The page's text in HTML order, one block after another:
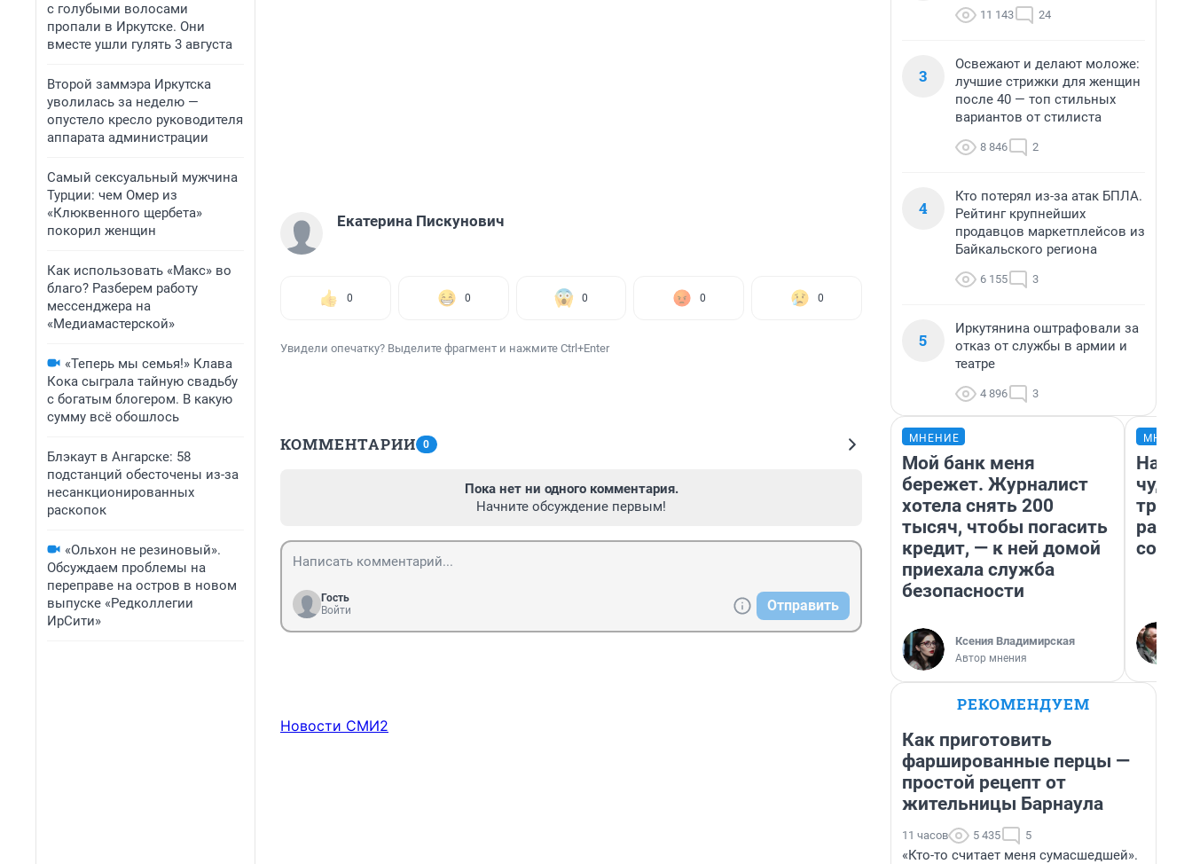
с голубыми волосами
пропали в Иркутске. Они
вместе ушли гулять 3 августа
Второй заммэра Иркутска
уволилась за неделю —
опустело кресло руководителя
аппарата администрации
Самый сексуальный мужчина
Турции: чем Омер из
«Клюквенного щербета»
покорил женщин
Как использовать «Макс» во
благо? Разберем работу
мессенджера на
«Медиамастерской»
«Теперь мы семья!» Клава
Кока сыграла тайную свадьбу
с богатым блогером. В какую
сумму всё обошлось
Блэкаут в Ангарске: 58
подстанций обесточены из-за
несанкционированных
раскопок
«Ольхон не резиновый».
Обсуждаем проблемы на
переправе на остров в новом
выпуске «Редколлегии
ИрСити»
Екатерина Пискунович
0 0 0 0 0
Увидели опечатку? Выделите фрагмент и нажмите Ctrl+Enter
КОММЕНТАРИИ 0
Пока нет ни одного комментария.
Начните обсуждение первым!
Гость
Войти
Отправить
Новости СМИ2
11 143 24
3
Освежают и делают моложе:
лучшие стрижки для женщин
после 40 — топ стильных
вариантов от стилиста
8 846 2
4
Кто потерял из-за атак БПЛА.
Рейтинг крупнейших
продавцов маркетплейсов из
Байкальского региона
6 155 3
5
Иркутянина оштрафовали за
отказ от службы в армии и
театре
4 896 3
МНЕНИЕ
Мой банк меня
бережет. Журналист
хотела снять 200
тысяч, чтобы погасить
кредит, — к ней домой
приехала служба
безопасности
Ксения Владимирская
Автор мнения
РЕКОМЕНДУЕМ
Как приготовить
фаршированные перцы —
простой рецепт от
жительницы Барнаула
11 часов 5 435 5
«Кто-то считает меня сумасшедшей».